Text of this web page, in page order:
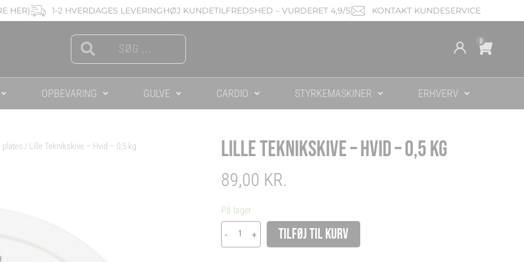
HER) 1-2 HVERDAGES LEVERINGHØJ KUNDETILFREDSHED – VURDERET 4,9/5 KONTAKT KUNDESERVICE
Search Search 0
Cart
OPBEVARING GULVE CARDIO STYRKEMASKINER ERHVERV
/ Lille Teknikskive – Hvid – 0,5 kg LILLE TEKNIKSKIVE – HVID – 0,5 KG
89,00 KR.
På lager
-
Lille
Teknikskive
-
+ TILFØJ TIL KURV